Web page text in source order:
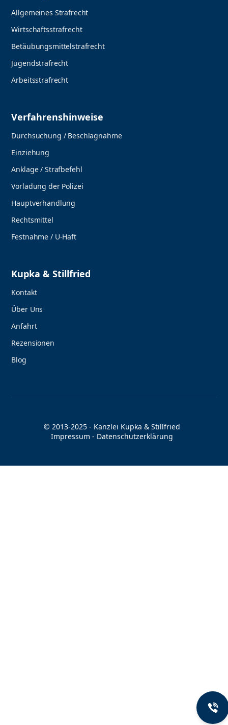
Allgemeines Strafrecht
Wirtschaftsstrafrecht
Betäubungsmittelstrafrecht
Jugendstrafrecht
Arbeitsstrafrecht
Verfahrenshinweise
Durchsuchung / Beschlagnahme
Einziehung
Anklage / Strafbefehl
Vorladung der Polizei
Hauptverhandlung
Rechtsmittel
Festnahme / U-Haft
Kupka & Stillfried
Kontakt
Über Uns
Anfahrt
Rezensionen
Blog
© 2013-2025 - Kanzlei Kupka & Stillfried
Impressum - Datenschutzerklärung